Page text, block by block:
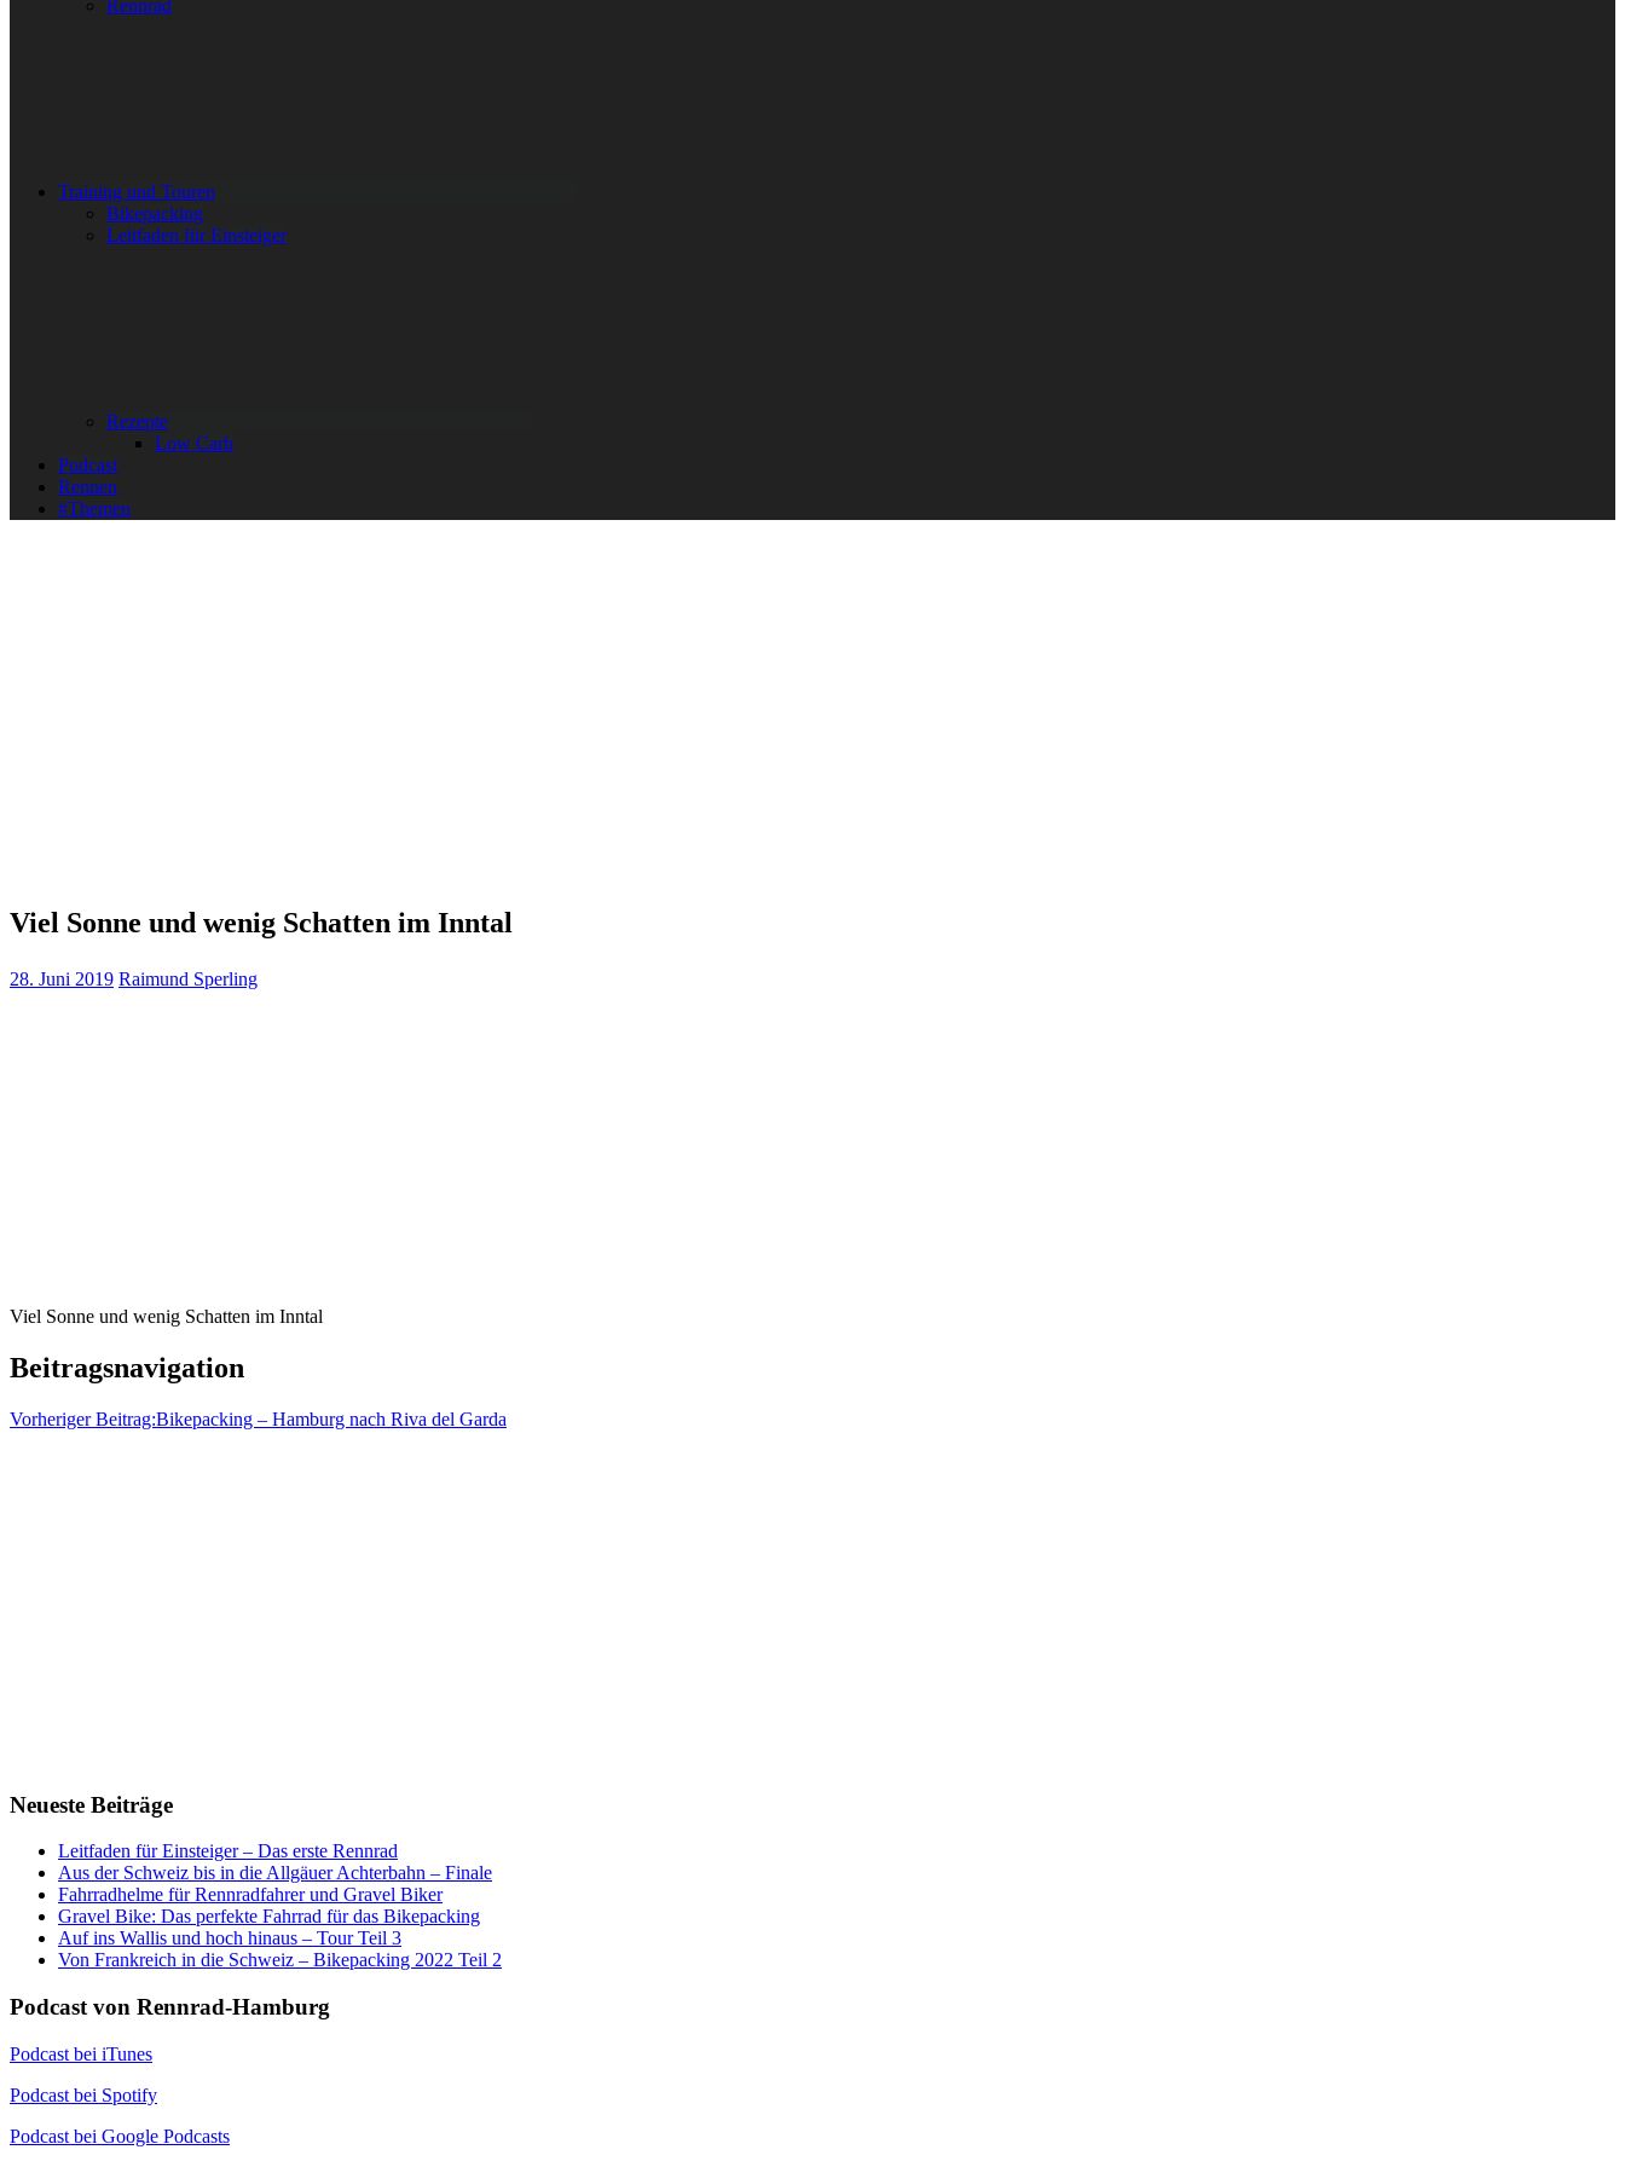
Rennrad
Training und Touren
Bikepacking
Leitfaden für Einsteiger
Rezepte
Low Carb
Podcast
Rennen
#Themen
Viel Sonne und wenig Schatten im Inntal
28. Juni 2019 Raimund Sperling
Viel Sonne und wenig Schatten im Inntal
Beitragsnavigation
Vorheriger Beitrag:Bikepacking – Hamburg nach Riva del Garda
Neueste Beiträge
Leitfaden für Einsteiger – Das erste Rennrad
Aus der Schweiz bis in die Allgäuer Achterbahn – Finale
Fahrradhelme für Rennradfahrer und Gravel Biker
Gravel Bike: Das perfekte Fahrrad für das Bikepacking
Auf ins Wallis und hoch hinaus – Tour Teil 3
Von Frankreich in die Schweiz – Bikepacking 2022 Teil 2
Podcast von Rennrad-Hamburg
Podcast bei iTunes
Podcast bei Spotify
Podcast bei Google Podcasts